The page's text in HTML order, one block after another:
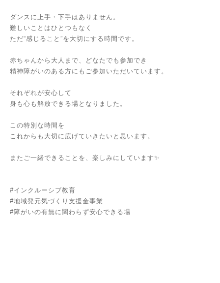
ダンスに上手・下手はありません。
難しいことはひとつもなく
ただ“感じること”を大切にする時間です。
赤ちゃんから大人まで、どなたでも参加でき
精神障がいのある方にもご参加いただいています。
それぞれが安心して
身も心も解放できる場となりました。
この特別な時間を
これからも大切に広げていきたいと思います。
またご一緒できることを、楽しみにしています✨
#インクルーシブ教育
#地域発元気づくり支援金事業
#障がいの有無に関わらず安心できる場